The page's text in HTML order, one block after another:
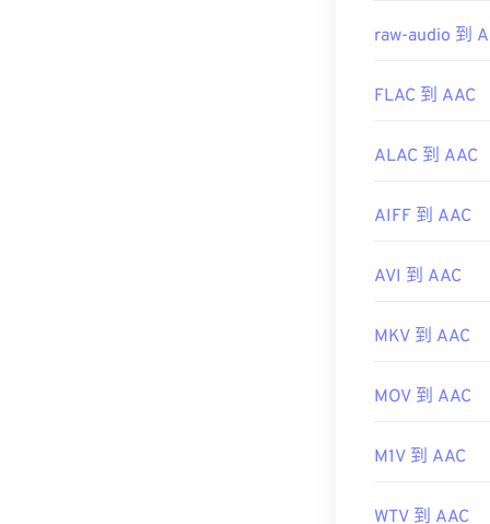
raw-audio 到
FLAC 到 AAC
ALAC 到 AAC
AIFF 到 AAC
AVI 到 AAC
MKV 到 AAC
MOV 到 AAC
M1V 到 AAC
WTV 到 AAC